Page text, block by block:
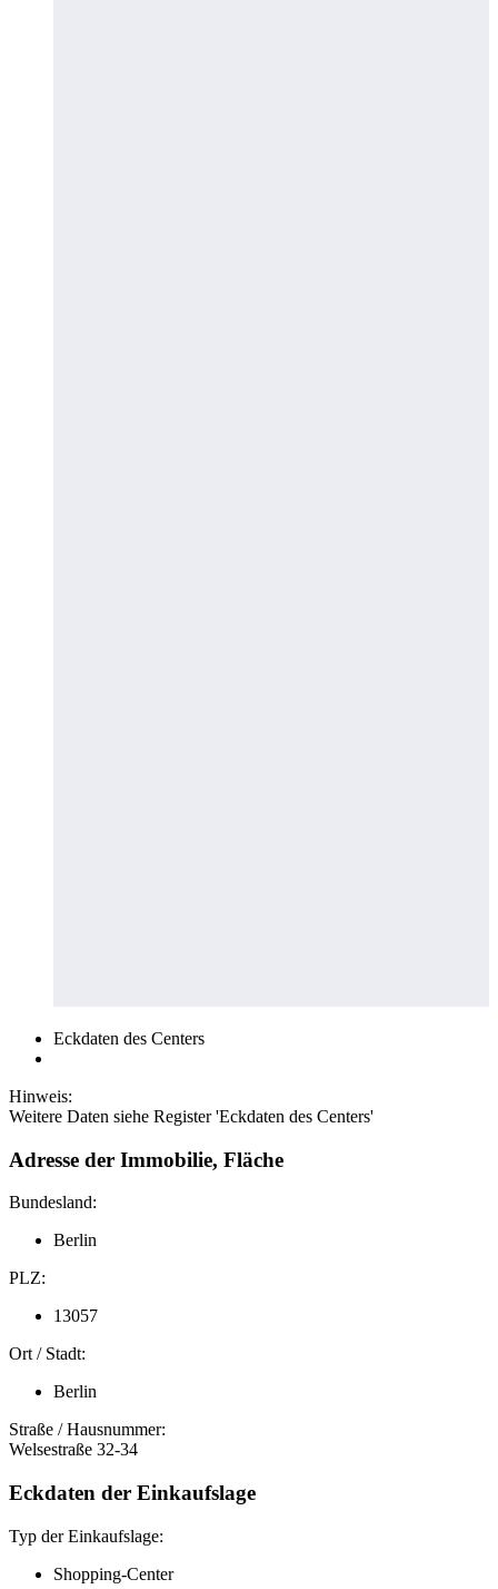
Eckdaten des Centers
Hinweis:
Weitere Daten siehe Register 'Eckdaten des Centers'
Adresse der Immobilie, Fläche
Bundesland:
Berlin
PLZ:
13057
Ort / Stadt:
Berlin
Straße / Hausnummer:
Welsestraße 32-34
Eckdaten der Einkaufslage
Typ der Einkaufslage:
Shopping-Center